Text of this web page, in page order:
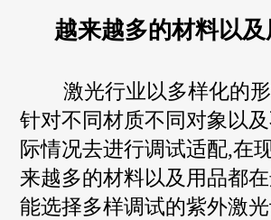
越来越多的材料以
激光行业以多样化的形
针对不同材质不同对象以
际情况去进行调试适配,在
来越多的材料以及用品都
能选择多样调试的紫外激